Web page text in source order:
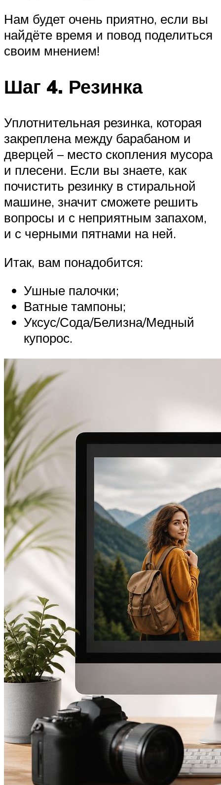
Нам будет очень приятно, если вы
найдёте время и повод поделиться
своим мнением!
Шаг 4. Резинка
Уплотнительная резинка, которая
закреплена между барабаном и
дверцей – место скопления мусора
и плесени. Если вы знаете, как
почистить резинку в стиральной
машине, значит сможете решить
вопросы и с неприятным запахом,
и с черными пятнами на ней.
Итак, вам понадобится:
Ушные палочки;
Ватные тампоны;
Уксус/Сода/Белизна/Медный
купорос.